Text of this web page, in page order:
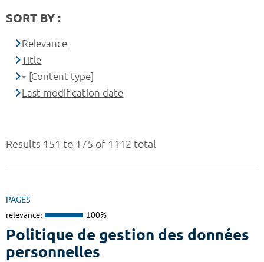
Results 151 to 175 of 1112 total
PAGES
relevance: 100%
Politique de gestion des données
personnelles
SORT BY :
Relevance
Title
[Content type]
Last modification date